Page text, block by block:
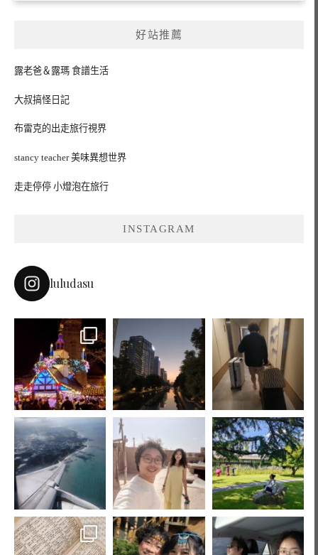
好站推薦
露老爸＆露瑪 食譜生活
大叔搞怪日記
布雷克的出走旅行視界
stancy teacher 美味異想世界
走走停停 小燈泡在旅行
INSTAGRAM
luludasu